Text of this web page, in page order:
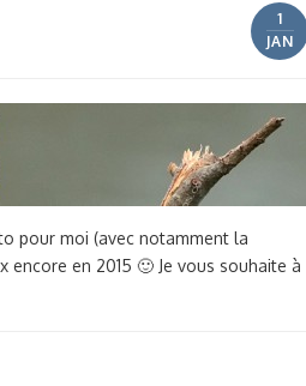
1
JAN
pour moi (avec notamment la
en 2015 🙂 Je vous souhaite à